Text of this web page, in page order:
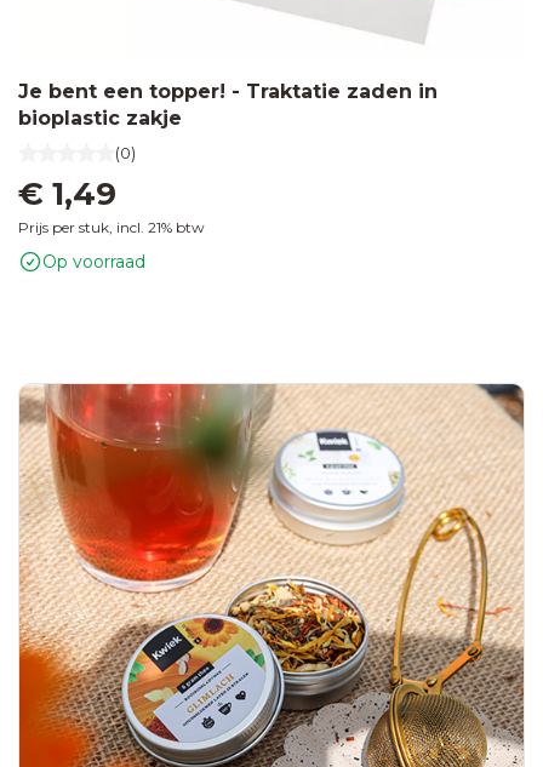
Je bent een topper! - Traktatie zaden in
bioplastic zakje
(0)
€ 1,49
Prijs per stuk, incl. 21% btw
Op voorraad